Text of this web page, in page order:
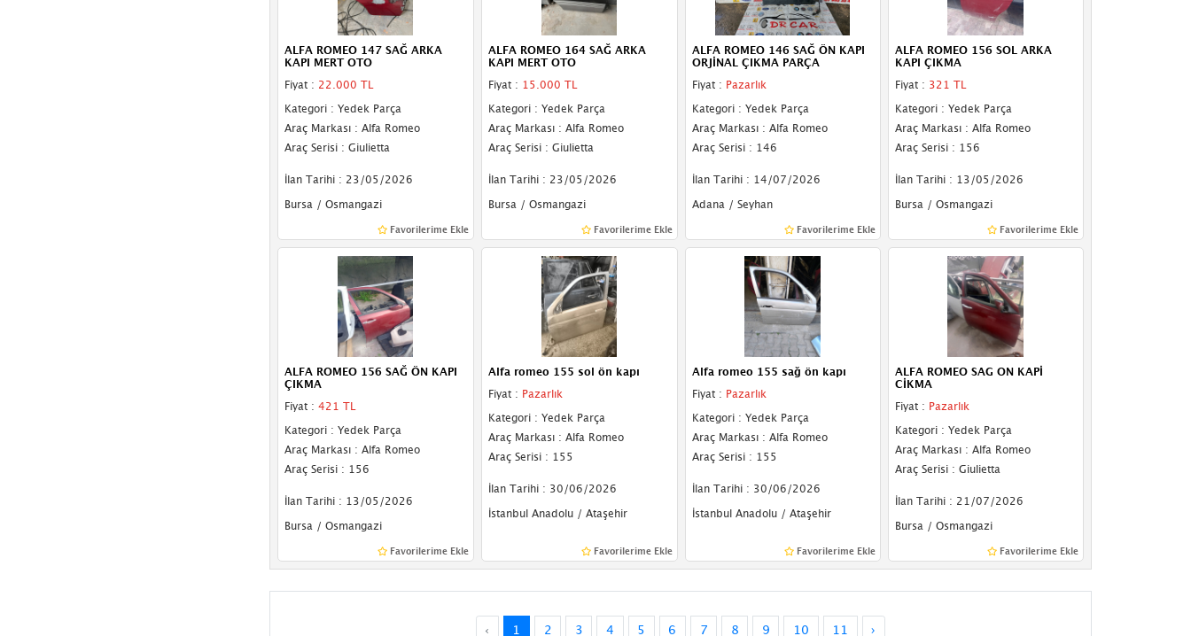
ALFA ROMEO 147 SAĞ ARKA
KAPI MERT OTO
Fiyat : 22.000 TL
Kategori : Yedek Parça
Araç Markası : Alfa Romeo
Araç Serisi : Giulietta
İlan Tarihi : 23/05/2026
Bursa / Osmangazi
Favorilerime Ekle
ALFA ROMEO 164 SAĞ ARKA
KAPI MERT OTO
Fiyat : 15.000 TL
Kategori : Yedek Parça
Araç Markası : Alfa Romeo
Araç Serisi : Giulietta
İlan Tarihi : 23/05/2026
Bursa / Osmangazi
Favorilerime Ekle
ALFA ROMEO 146 SAĞ ÖN KAPI
ORJİNAL ÇIKMA PARÇA
Fiyat : Pazarlık
Kategori : Yedek Parça
Araç Markası : Alfa Romeo
Araç Serisi : 146
İlan Tarihi : 14/07/2026
Adana / Seyhan
Favorilerime Ekle
ALFA ROMEO 156 SOL ARKA
KAPI ÇIKMA
Fiyat : 321 TL
Kategori : Yedek Parça
Araç Markası : Alfa Romeo
Araç Serisi : 156
İlan Tarihi : 13/05/2026
Bursa / Osmangazi
Favorilerime Ekle
ALFA ROMEO 156 SAĞ ÖN KAPI
ÇIKMA
Fiyat : 421 TL
Kategori : Yedek Parça
Araç Markası : Alfa Romeo
Araç Serisi : 156
İlan Tarihi : 13/05/2026
Bursa / Osmangazi
Favorilerime Ekle
Alfa romeo 155 sol ön kapı
Fiyat : Pazarlık
Kategori : Yedek Parça
Araç Markası : Alfa Romeo
Araç Serisi : 155
İlan Tarihi : 30/06/2026
İstanbul Anadolu / Ataşehir
Favorilerime Ekle
Alfa romeo 155 sağ ön kapı
Fiyat : Pazarlık
Kategori : Yedek Parça
Araç Markası : Alfa Romeo
Araç Serisi : 155
İlan Tarihi : 30/06/2026
İstanbul Anadolu / Ataşehir
Favorilerime Ekle
ALFA ROMEO SAG ON KAPİ
CİKMA
Fiyat : Pazarlık
Kategori : Yedek Parça
Araç Markası : Alfa Romeo
Araç Serisi : Giulietta
İlan Tarihi : 21/07/2026
Bursa / Osmangazi
Favorilerime Ekle
‹ 1 2 3 4 5 6 7 8 9 10 11 ›